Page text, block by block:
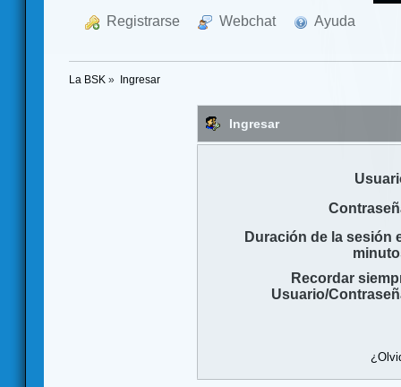
Registrarse Webchat Ayuda
La BSK » Ingresar
Ingresar
Duración de la sesión
Recordar
Usuario/